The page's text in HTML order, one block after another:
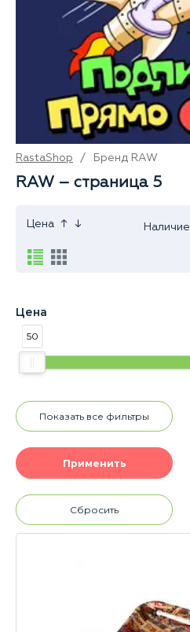
RastaShop / Бренд RAW
RAW – страница 5
Цена ↑ ↓ Наличие
Цена
50
Показать все фильтры
Сбросить